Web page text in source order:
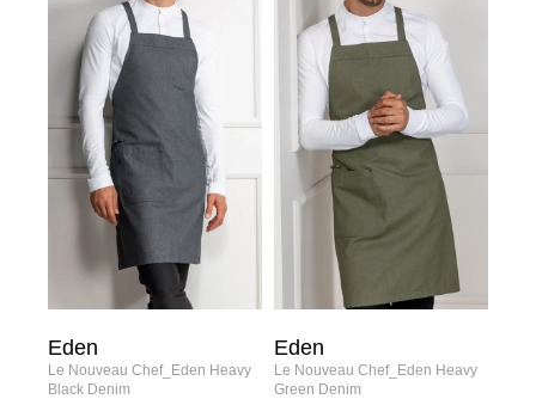
Eden
Le Nouveau Chef_Eden Heavy
Black Denim
Eden
Le Nouveau Chef_Eden Heavy
Green Denim